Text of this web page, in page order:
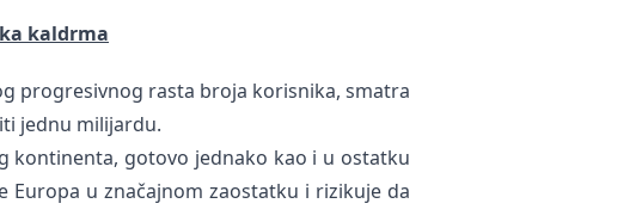
kaldrma
progresivnog rasta broja korisnika, smatra
jednu milijardu.
kontinenta, gotovo jednako kao i u ostatku
Europa u značajnom zaostatku i rizikuje da